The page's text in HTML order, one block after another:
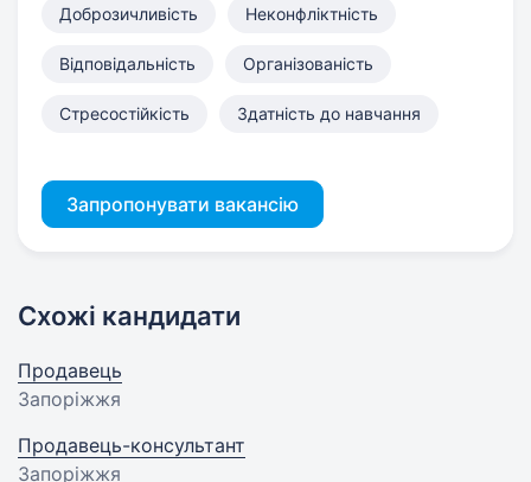
Доброзичливість Неконфліктність
Відповідальність Організованість
Стресостійкість Здатність до навчання
Запропонувати вакансію
Схожі кандидати
Продавець
Запоріжжя
Продавець-консультант
Запоріжжя